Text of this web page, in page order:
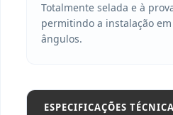
Totalmente selada e à
permitindo a instalação
ângulos.
ESPECIFICAÇÕES